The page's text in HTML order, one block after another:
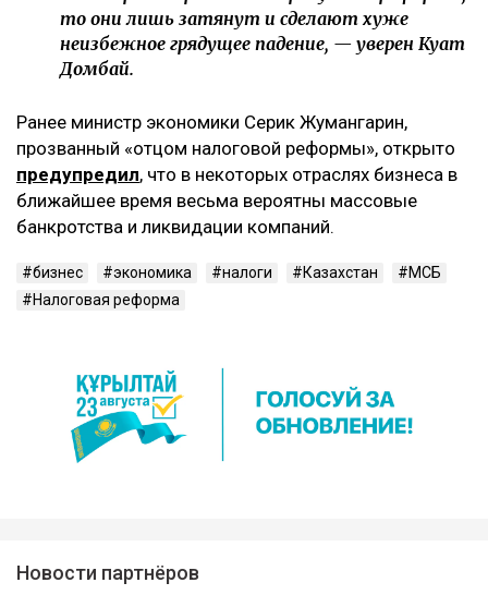
то они лишь затянут и сделают хуже
неизбежное грядущее падение, — уверен Куат
Домбай.
Ранее министр экономики Серик Жумангарин,
прозванный «отцом налоговой реформы», открыто
предупредил, что в некоторых отраслях бизнеса в
ближайшее время весьма вероятны массовые
банкротства и ликвидации компаний.
бизнес экономика налоги Казахстан
МСБ
Налоговая реформа